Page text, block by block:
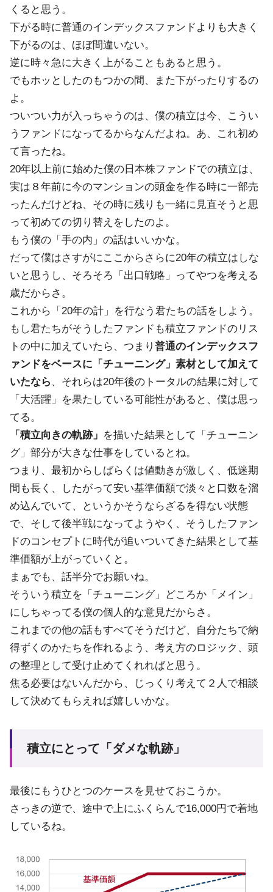
くると思う。
下がる時に普通のインデックスファンドよりも大きく
下がるのは、ほぼ間違いない。
逆に時々急に大きく上がることもあると思う。
でもホッとしたのもつかの間、また下がったりするの
よ。
ついつい力が入っちゃうのは、僕の積立は今、こうい
うファンドになってるからなんだよね。あ、これ初め
て言ったね。
20年以上前に始めた僕の日本株ファンドでの積立は、
実は８年前に今のマンションの頭金を作る時に一部売
ったんだけどね、その時に残りも一緒に見直そうと思
って初めての切り替えをしたのよ。
もう僕の「手の内」の話はいいかな。
だって僕はさすがにここからさらに20年の積立はしな
いと思うし、そろそろ「出口戦略」ってやつを考える
歳だからさ。
これから「20年の計」を行なう君たちの話をしよう。
もし君たちがそうしたファンドも積立ファンドのリス
トの中に加えていたら、つまり 普通のインデックスフ
ァンドをベースに「チューニング」素材として加えて
いたなら 、それらは20年後のトータルの結果に対して
「大活躍」を果たしている可能性があると、僕は思っ
てる。
「積立向きの軌跡」 を描いた結果として「チューニン
グ」部分が大きな仕事をしているとね。
つまり、最初からしばらくは値動きが激しく、低迷期
間も長く、したがって安い基準価額で淡々と口数を溜
め込んでいて、というかそうならざるを得ない状態
で、そして後半戦になってようやく、そうしたファン
ドのコンセプトに時代が追いついてきた結果として基
準価額が上がっていくと。
まぁでも、話半分でお願いね。
そういう積立を「チューニング」どころか「メイン」
にしちゃってる僕の個人的な意見だからさ。
これまでの他の話もすべてそうだけど、自分たちで納
得ずくのかたちを作れるよう、考え方のロジック、頭
の整理として受け止めてくれればと思う。
焦る必要はないんだから、じっくり考えて２人で相談
して決めてもらえれば嬉しいかな。
積立にとって「ダメな軌跡」
最後にもうひとつのケースを見せておこうか。
さっきの逆で、途中で上にふくらんで16,000円で着地
しているね。